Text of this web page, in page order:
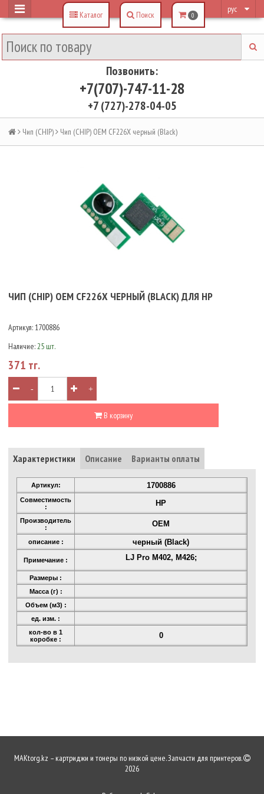
рус
Позвонить:
+7(707)-747-11-28
+7 (727)-278-04-05
Каталог Поиск 0
Чип (CHIP) Чип (CHIP) OEM CF226X черный (Black)
ЧИП (CHIP) OEM CF226X ЧЕРНЫЙ (BLACK) ДЛЯ HP
Артикул: 1700886
Наличие:25 шт.
371 тг.
- +
В корзину
Характеристики Описание Варианты оплаты
Артикул: 1700886
Совместимость
:
HP
Производитель
:
OEM
описание : черный (Black)
Примечание : LJ Pro M402, M426;
Размеры :
Масса (г) :
Объем (м3) :
ед. изм. :
кол-во в 1
коробке :
0
MAKtorg.kz – картриджи и тонеры по низкой цене. Запчасти для принтеров.
2026